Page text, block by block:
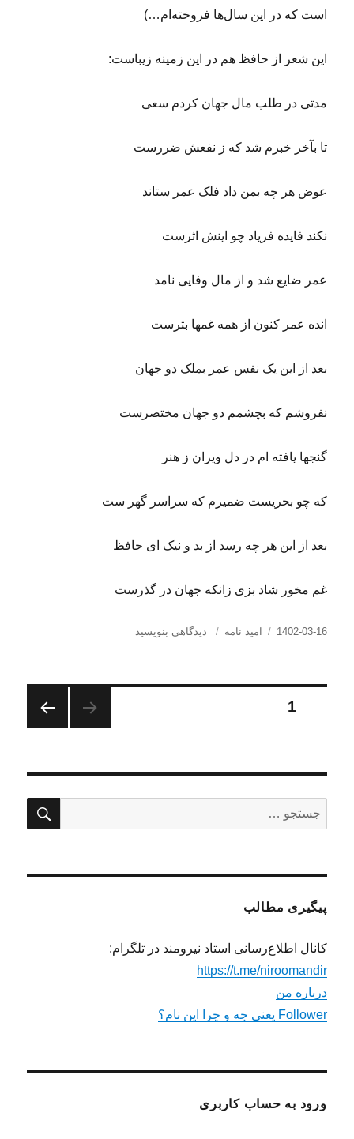
است که در این سال‌ها فروخته‌ام…)
این شعر از حافظ هم در این زمینه زیباست:
مدتی در طلب مال جهان کردم سعی
تا بآخر خبرم شد که ز نفعش ضررست
عوض هر چه بمن داد فلک عمر ستاند
نکند فایده فریاد چو اینش اثرست
عمر ضایع شد و از مال وفایی نامد
انده عمر کنون از همه غمها بترست
بعد از این یک نفس عمر بملک دو جهان
نفروشم که بچشمم دو جهان مختصرست
گنجها یافته ام در دل ویران ز هنر
که چو بحریست ضمیرم که سراسر گهر ست
بعد از این هر چه رسد از بد و نیک ای حافظ
غم مخور شاد بزی زانکه جهان در گذرست
ارسال
1402-03-16 دسته‌ها
امید نامه
برای
دیدگاهی بنویسید
صفحه‌بندی
1
برای:
پیگیری مطالب
کانال اطلاع‌رسانی استاد نیرومند در تلگرام:
https://t.me/niroomandir
درباره من
Follower یعنی چه و چرا این نام؟
ورود به حساب کاربری